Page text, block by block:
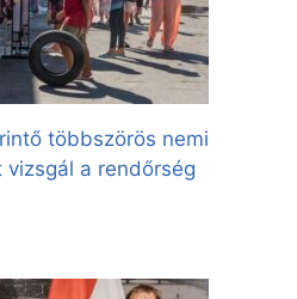
többszörös nemi
vizsgál a rendőrség